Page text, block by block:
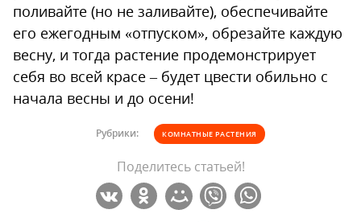
поливайте (но не заливайте), обеспечивайте
его ежегодным «отпуском», обрезайте каждую
весну, и тогда растение продемонстрирует
себя во всей красе – будет цвести обильно с
начала весны и до осени!
Рубрики: КОМНАТНЫЕ РАСТЕНИЯ
Поделитесь статьей!